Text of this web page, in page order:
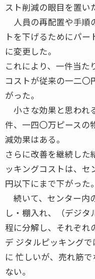
スト削減の眼目を置い
人員の再配置や手順
トを下げるためにパ
に変更した。
これにより、一件当た
コストが従来の一二〇
がった。
小さな効果と思われ
件、一四〇万ピースの
減効果はある。
さらに改善を継続した
ッキングコストは、セ
円以下にまで下がった。
続いて、センター内
し・棚入れ、（デジタ
程に分解し、それぞれ
デ ジタルピッキング
に 忙しいが、売れ筋
ない。